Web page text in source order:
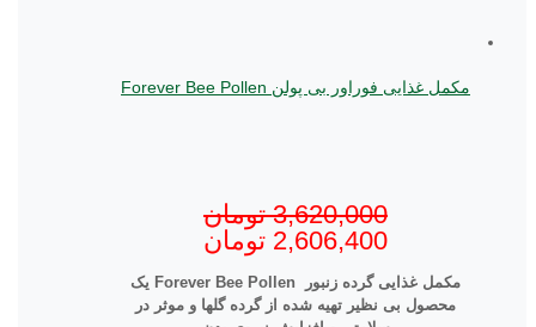
مکمل غذایی فوراور بی پولن Forever Bee Pollen
3,620,000 تومان
2,606,400 تومان
مکمل غذایی گرده زنبور Forever Bee Pollen یک
محصول بی نظیر تهیه شده از گرده گلها و موثر در